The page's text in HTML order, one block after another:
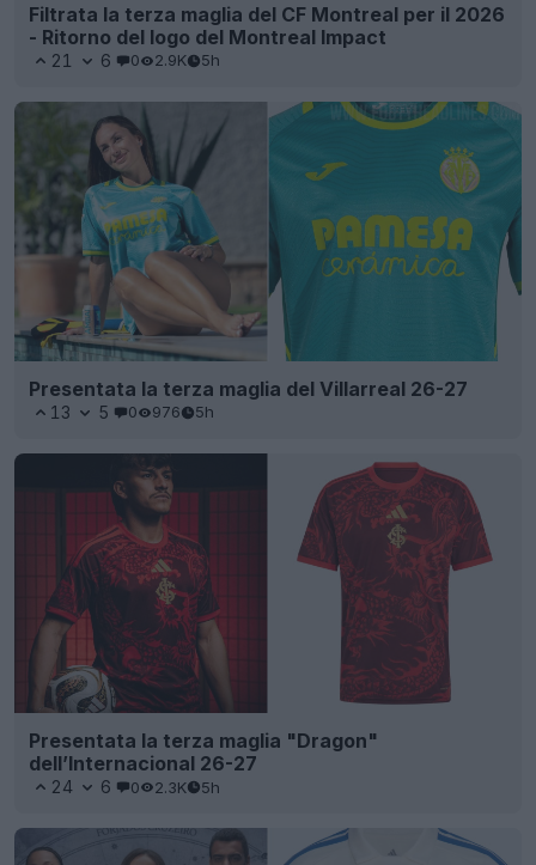
Filtrata la terza maglia del CF Montreal per il 2026
- Ritorno del logo del Montreal Impact
21 6 0 2.9K 5h
Presentata la terza maglia del Villarreal 26-27
13 5 0 976 5h
Presentata la terza maglia "Dragon"
dell’Internacional 26-27
24 6 0 2.3K 5h